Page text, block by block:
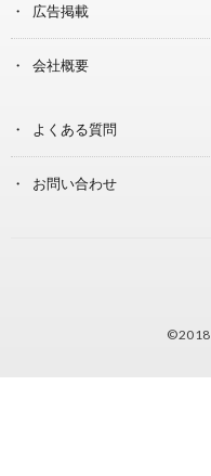
広告掲載
会社概要
よくある質問
お問い合わせ
©2018